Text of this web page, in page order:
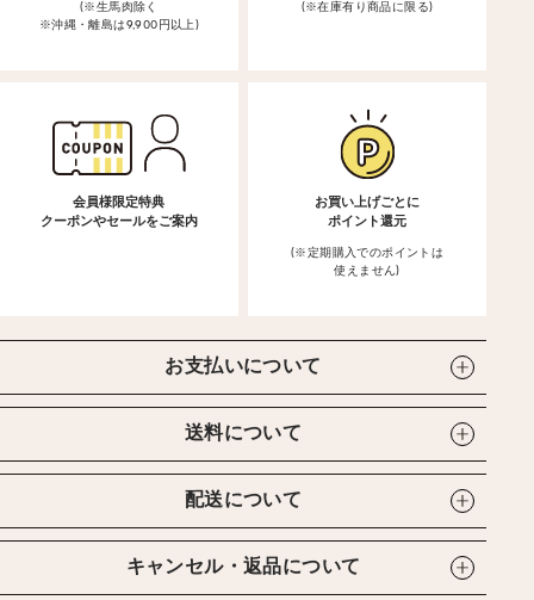
(※生馬肉除く
※沖縄・離島は9,900円以上)
(※在庫有り商品に限る)
会員様限定特典
クーポンやセールをご案内
お買い上げごとに
ポイント還元
(※定期購入でのポイントは
使えません)
お支払いについて
送料について
配送について
キャンセル・返品について